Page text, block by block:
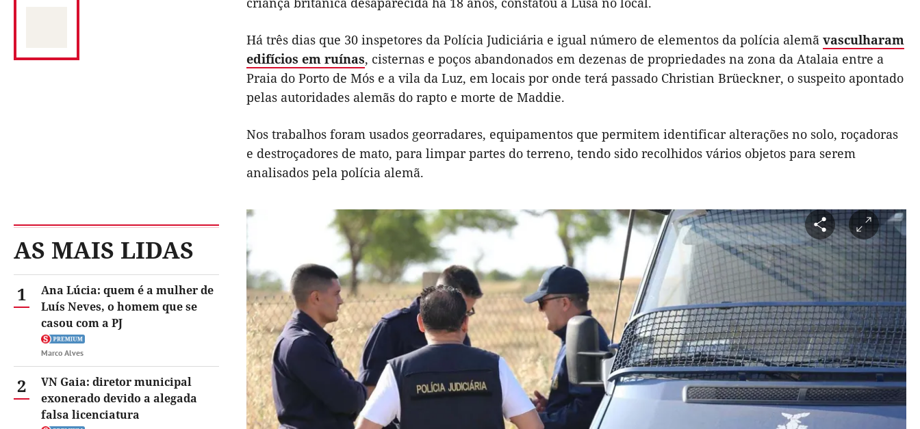
AS MAIS LIDAS
1
Ana Lúcia: quem é a mulher de
Luís Neves, o homem que se
casou com a PJ
Marco Alves
2
VN Gaia: diretor municipal
exonerado devido a alegada
falsa licenciatura
Há três dias que 30 inspetores da Polícia Judiciária e igual número de elementos da polícia alemã vasculharam
edifícios em ruínas, cisternas e poços abandonados em dezenas de propriedades na zona da Atalaia entre a
Praia do Porto de Mós e a vila da Luz, em locais por onde terá passado Christian Brüeckner, o suspeito apontado
pelas autoridades alemãs do rapto e morte de Maddie.
Nos trabalhos foram usados georradares, equipamentos que permitem identificar alterações no solo, roçadoras
e destroçadores de mato, para limpar partes do terreno, tendo sido recolhidos vários objetos para serem
analisados pela polícia alemã.